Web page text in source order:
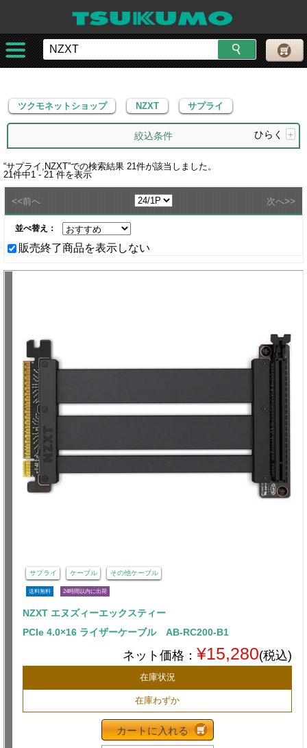
ツクモネットショップ
ツクモネットショップ NZXT サプライ
絞込条件 ひらく +
“サプライ,NZXT”での検索結果 21件が該当しました。
21件中1 - 21 件を表示
<<前へ 次へ>>
並べ替え：
販売終了商品を表示しない
サプライ ケーブル その他ケーブル
送料無料 24時間以内に出荷
NZXT エヌズィーエックスティー
PCIe 4.0×16 ライザーケーブル AB-RC200-B1
ネット価格： ¥15,280(税込)
在庫状況
在庫わずか
カートに入れる